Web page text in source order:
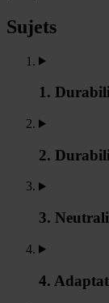
Sujets
1.
2.
3.
4.